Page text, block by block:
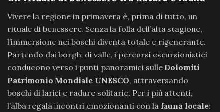
Vivere la regione in primavera è, prima di tutto, un
rituale di benessere. Senza la folla dell’alta stagione,
l’immersione nei boschi diventa totale e rigenerante.
Partendo dai borghi di valle, i percorsi escursionistici
conducono verso i punti panoramici sulle Dolomiti
Patrimonio Mondiale UNESCO, attraversando
boschi di larici e radure solitarie. Per i più attenti,
l’alba regala incontri emozionanti con la fauna locale: